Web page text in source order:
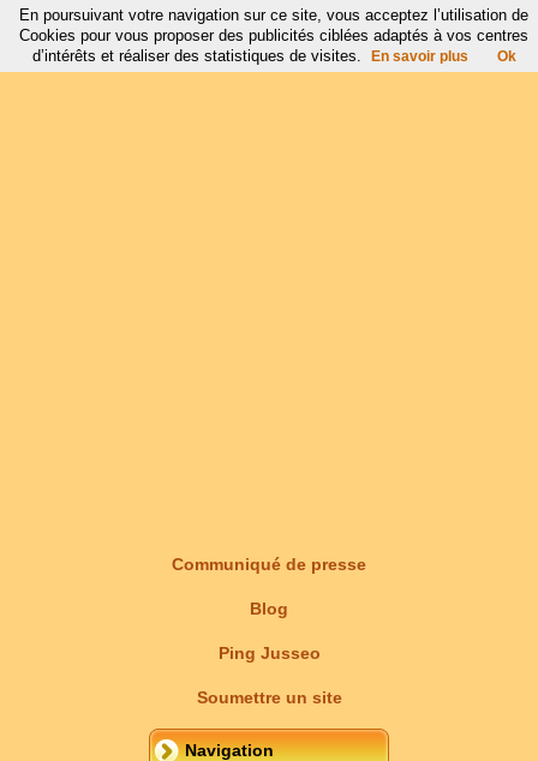
Communiqué de presse
Blog
Ping Jusseo
Soumettre un site
Navigation
En poursuivant votre navigation sur ce site, vous acceptez l’utilisation de
Cookies pour vous proposer des publicités ciblées adaptés à vos centres
d’intérêts et réaliser des statistiques de visites.
En savoir plus Ok